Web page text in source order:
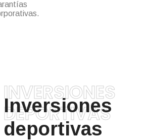
INVERSIONES
DEPORTIVAS
Inversiones
deportivas